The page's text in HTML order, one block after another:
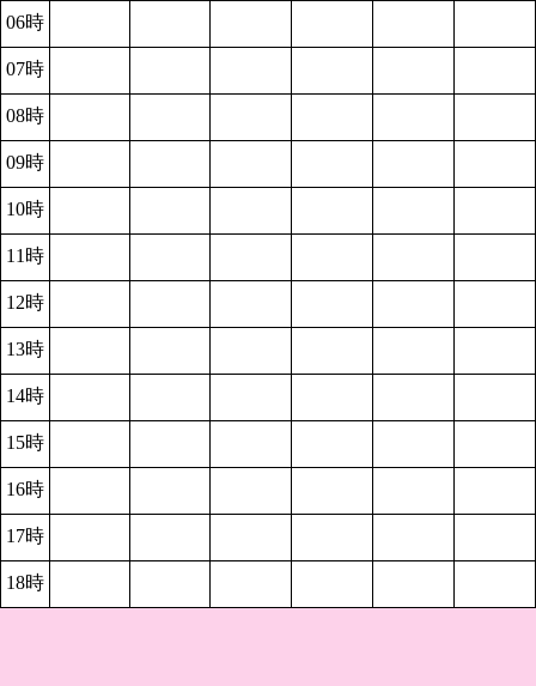
06時
07時
08時
09時
10時
11時
12時
13時
14時
15時
16時
17時
18時